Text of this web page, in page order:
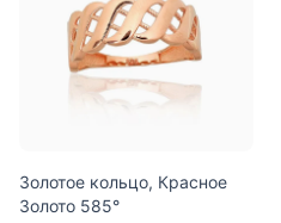
Золотое кольцо, Красное
Золото 585°